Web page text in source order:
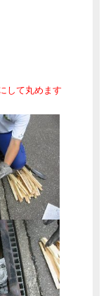
して丸めます